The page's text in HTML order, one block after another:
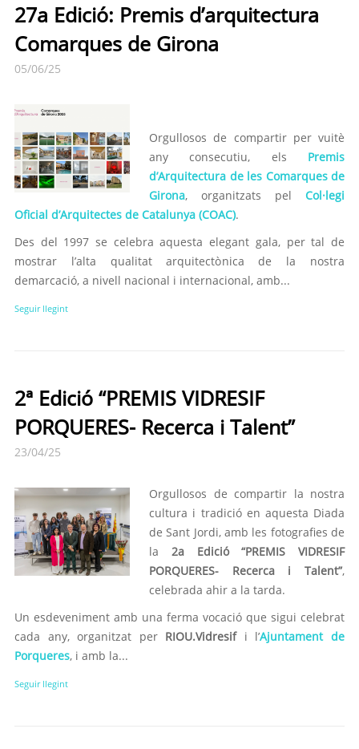
27a Edició: Premis d’arquitectura
Comarques de Girona
05/06/25
Orgullosos de compartir per vuitè
any consecutiu, els Premis
d’Arquitectura de les Comarques de
Girona, organitzats pel Col·legi
Oficial d’Arquitectes de Catalunya (COAC).
Des del 1997 se celebra aquesta elegant gala, per tal de
mostrar l’alta qualitat arquitectònica de la nostra
demarcació, a nivell nacional i internacional, amb...
Seguir llegint
2ª Edició “PREMIS VIDRESIF
PORQUERES- Recerca i Talent”
23/04/25
Orgullosos de compartir la nostra
cultura i tradició en aquesta Diada
de Sant Jordi, amb les fotografies de
la 2a Edició “PREMIS VIDRESIF
PORQUERES- Recerca i Talent”,
celebrada ahir a la tarda.
Un esdeveniment amb una ferma vocació que sigui celebrat
cada any, organitzat per RIOU.Vidresifi l’Ajuntament de
Porqueres, i amb la...
Seguir llegint